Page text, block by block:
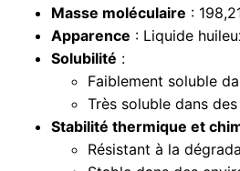
Masse moléculaire :
Apparence : Liquide
Solubilité :
Faiblement soluble
Très soluble dans
Stabilité thermique et
Résistant à la